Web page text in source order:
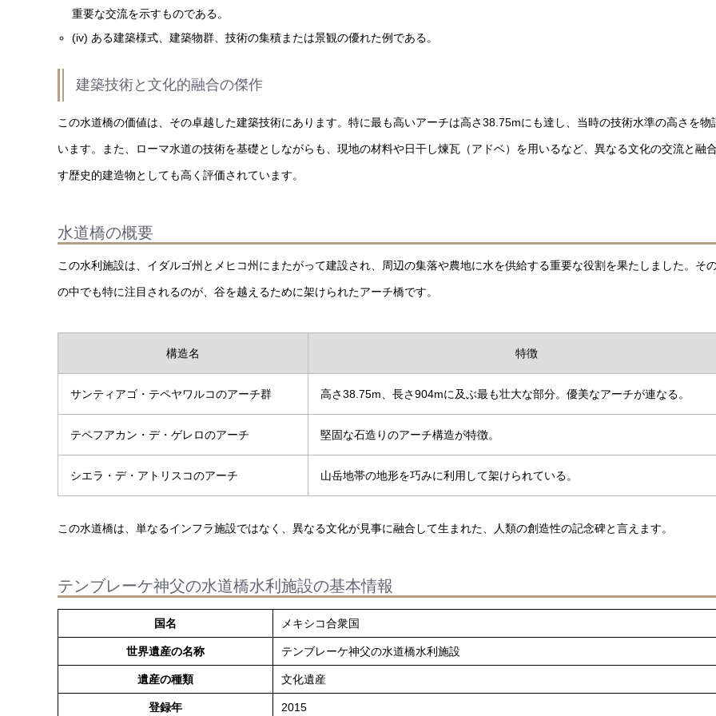
重要な交流を示すものである。
(iv) ある建築様式、建築物群、技術の集積または景観の優れた例である。
建築技術と文化的融合の傑作
この水道橋の価値は、その卓越した建築技術にあります。特に最も高いアーチは高さ38.75mにも達し、当時の技術水準の高さを物
います。また、ローマ水道の技術を基礎としながらも、現地の材料や日干し煉瓦（アドベ）を用いるなど、異なる文化の交流と融
す歴史的建造物としても高く評価されています。
水道橋の概要
この水利施設は、イダルゴ州とメヒコ州にまたがって建設され、周辺の集落や農地に水を供給する重要な役割を果たしました。そ
の中でも特に注目されるのが、谷を越えるために架けられたアーチ橋です。
構造名 特徴
サンティアゴ・テペヤワルコのアーチ群 高さ38.75m、長さ904mに及ぶ最も壮大な部分。優美なアーチが連なる。
テペフアカン・デ・ゲレロのアーチ 堅固な石造りのアーチ構造が特徴。
シエラ・デ・アトリスコのアーチ 山岳地帯の地形を巧みに利用して架けられている。
この水道橋は、単なるインフラ施設ではなく、異なる文化が見事に融合して生まれた、人類の創造性の記念碑と言えます。
テンブレーケ神父の水道橋水利施設の基本情報
国名 メキシコ合衆国
世界遺産の名称 テンブレーケ神父の水道橋水利施設
遺産の種類 文化遺産
登録年 2015